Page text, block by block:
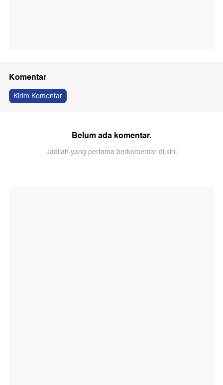
Komentar
Kirim Komentar
Belum ada komentar.
Jadilah yang pertama berkomentar di sini